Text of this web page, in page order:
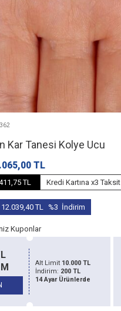
Kar Tanesi Kolye Ucu
TL
TL Kredi Kartına x3 Taksit
12.039,40TL %3 İndirim
Kuponlar
Alt Limit 20.000 TL
İndirim: 500 TL
14 Ayar Ürünlerde